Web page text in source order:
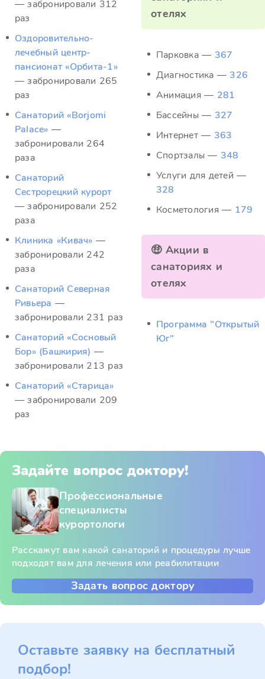
— забронировали 312
раз
Оздоровительно-
лечебный центр-
пансионат «Орбита-1»
— забронировали 265
раз
Санаторий «Borjomi
Palace» —
забронировали 264
раза
Санаторий
Сестрорецкий курорт
— забронировали 252
раза
Клиника «Кивач» —
забронировали 242
раза
Санаторий Северная
Ривьера —
забронировали 231 раз
Санаторий «Сосновый
Бор» (Башкирия) —
забронировали 213 раз
Санаторий «Старица»
— забронировали 209
раз
отелях
Парковка — 367
Диагностика — 326
Анимация — 281
Бассейны — 327
Интернет — 363
Спортзалы — 348
Услуги для детей —
328
Косметология — 179
🤑 Акции в
санаториях и
отелях
Программа "Открытый
Юг"
Задайте вопрос доктору!
Профессиональные
специалисты
курортологи
Расскажут вам какой санаторий и процедуры лучше
подходят вам для лечения или реабилитации
Задать вопрос доктору
Оставьте заявку на бесплатный
подбор!